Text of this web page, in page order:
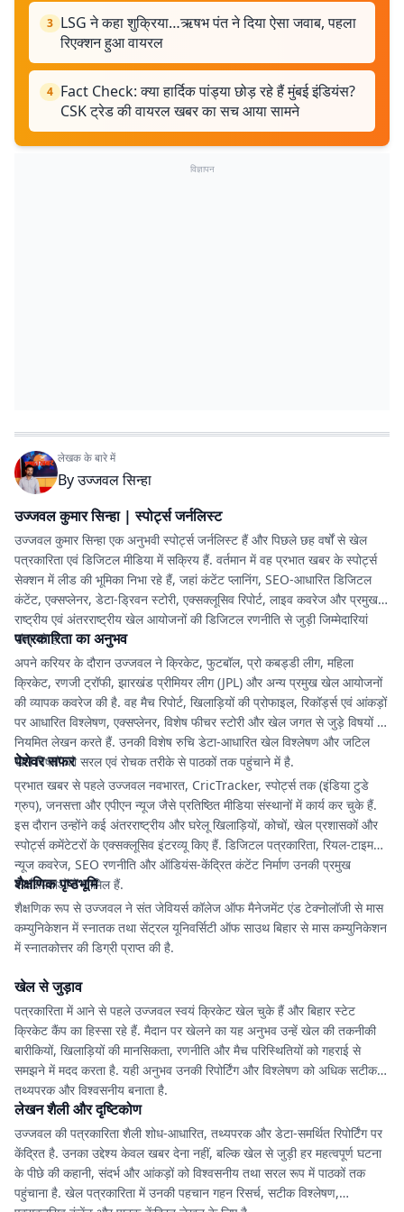
3 LSG ने कहा शुक्रिया…ऋषभ पंत ने दिया ऐसा जवाब, पहला
रिएक्शन हुआ वायरल
4 Fact Check: क्या हार्दिक पांड्या छोड़ रहे हैं मुंबई इंडियंस?
CSK ट्रेड की वायरल खबर का सच आया सामने
विज्ञापन
लेखक के बारे में
Byउज्जवल सिन्हा
उज्जवल कुमार सिन्हा | स्पोर्ट्स जर्नलिस्ट
उज्जवल कुमार सिन्हा एक अनुभवी स्पोर्ट्स जर्नलिस्ट हैं और पिछले छह वर्षों से खेल
पत्रकारिता एवं डिजिटल मीडिया में सक्रिय हैं. वर्तमान में वह प्रभात खबर के स्पोर्ट्स
सेक्शन में लीड की भूमिका निभा रहे हैं, जहां कंटेंट प्लानिंग, SEO-आधारित डिजिटल
कंटेंट, एक्सप्लेनर, डेटा-ड्रिवन स्टोरी, एक्सक्लूसिव रिपोर्ट, लाइव कवरेज और प्रमुख
राष्ट्रीय एवं अंतरराष्ट्रीय खेल आयोजनों की डिजिटल रणनीति से जुड़ी जिम्मेदारियां
संभालते हैं.
पत्रकारिता का अनुभव
अपने करियर के दौरान उज्जवल ने क्रिकेट, फुटबॉल, प्रो कबड्डी लीग, महिला
क्रिकेट, रणजी ट्रॉफी, झारखंड प्रीमियर लीग (JPL) और अन्य प्रमुख खेल आयोजनों
की व्यापक कवरेज की है. वह मैच रिपोर्ट, खिलाड़ियों की प्रोफाइल, रिकॉर्ड्स एवं आंकड़ों
पर आधारित विश्लेषण, एक्सप्लेनर, विशेष फीचर स्टोरी और खेल जगत से जुड़े विषयों पर
नियमित लेखन करते हैं. उनकी विशेष रुचि डेटा-आधारित खेल विश्लेषण और जटिल
खेल विषयों को सरल एवं रोचक तरीके से पाठकों तक पहुंचाने में है.
पेशेवर सफर
प्रभात खबर से पहले उज्जवल नवभारत, CricTracker, स्पोर्ट्स तक (इंडिया टुडे
ग्रुप), जनसत्ता और एपीएन न्यूज जैसे प्रतिष्ठित मीडिया संस्थानों में कार्य कर चुके हैं.
इस दौरान उन्होंने कई अंतरराष्ट्रीय और घरेलू खिलाड़ियों, कोचों, खेल प्रशासकों और
स्पोर्ट्स कमेंटेटरों के एक्सक्लूसिव इंटरव्यू किए हैं. डिजिटल पत्रकारिता, रियल-टाइम
न्यूज कवरेज, SEO रणनीति और ऑडियंस-केंद्रित कंटेंट निर्माण उनकी प्रमुख
कार्यक्षमताओं में शामिल हैं.
शैक्षणिक पृष्ठभूमि
शैक्षणिक रूप से उज्जवल ने संत जेवियर्स कॉलेज ऑफ मैनेजमेंट एंड टेक्नोलॉजी से मास
कम्युनिकेशन में स्नातक तथा सेंट्रल यूनिवर्सिटी ऑफ साउथ बिहार से मास कम्युनिकेशन
में स्नातकोत्तर की डिग्री प्राप्त की है.
खेल से जुड़ाव
पत्रकारिता में आने से पहले उज्जवल स्वयं क्रिकेट खेल चुके हैं और बिहार स्टेट
क्रिकेट कैंप का हिस्सा रहे हैं. मैदान पर खेलने का यह अनुभव उन्हें खेल की तकनीकी
बारीकियों, खिलाड़ियों की मानसिकता, रणनीति और मैच परिस्थितियों को गहराई से
समझने में मदद करता है. यही अनुभव उनकी रिपोर्टिंग और विश्लेषण को अधिक सटीक,
तथ्यपरक और विश्वसनीय बनाता है.
लेखन शैली और दृष्टिकोण
उज्जवल की पत्रकारिता शैली शोध-आधारित, तथ्यपरक और डेटा-समर्थित रिपोर्टिंग पर
केंद्रित है. उनका उद्देश्य केवल खबर देना नहीं, बल्कि खेल से जुड़ी हर महत्वपूर्ण घटना
के पीछे की कहानी, संदर्भ और आंकड़ों को विश्वसनीय तथा सरल रूप में पाठकों तक
पहुंचाना है. खेल पत्रकारिता में उनकी पहचान गहन रिसर्च, सटीक विश्लेषण,